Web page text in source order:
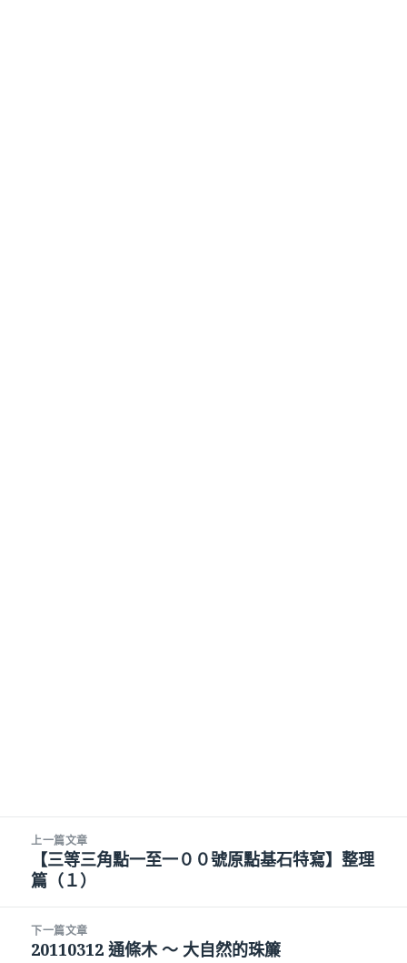
上一篇文章
上
一
文
章:
【三等三角點一至一００號原點基石特寫】整理
篇（１）
下一篇文章
下
20110312 通條木 ～ 大自然的珠簾